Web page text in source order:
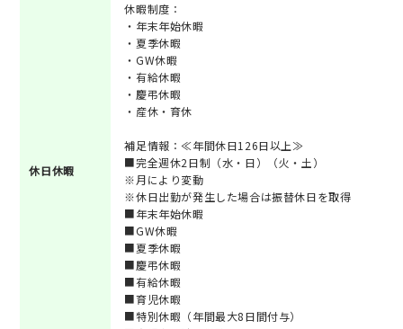
休日休暇
休暇制度：
・年末年始休暇
・夏季休暇
・GW休暇
・有給休暇
・慶弔休暇
・産休・育休
補足情報：≪年間休日126日以上≫
■完全週休2日制（水・日）（火・土）
※月により変動
※休日出勤が発生した場合は振替休日を取得
■年末年始休暇
■GW休暇
■夏季休暇
■慶弔休暇
■有給休暇
■育児休暇
■特別休暇（年間最大8日間付与）